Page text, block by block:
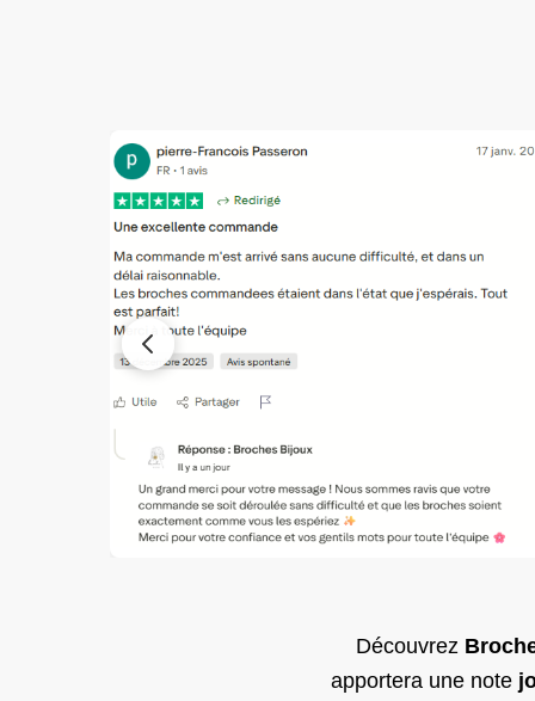
Découvrez
apportera une note